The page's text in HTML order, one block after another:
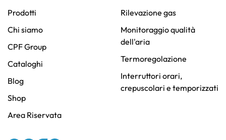
Prodotti
Chi siamo
CPF Group
Cataloghi
Blog
Shop
Area Riservata
Rilevazione gas
Monitoraggio qualità
dell'aria
Termoregolazione
Interruttori orari,
crepuscolari e temporizzati